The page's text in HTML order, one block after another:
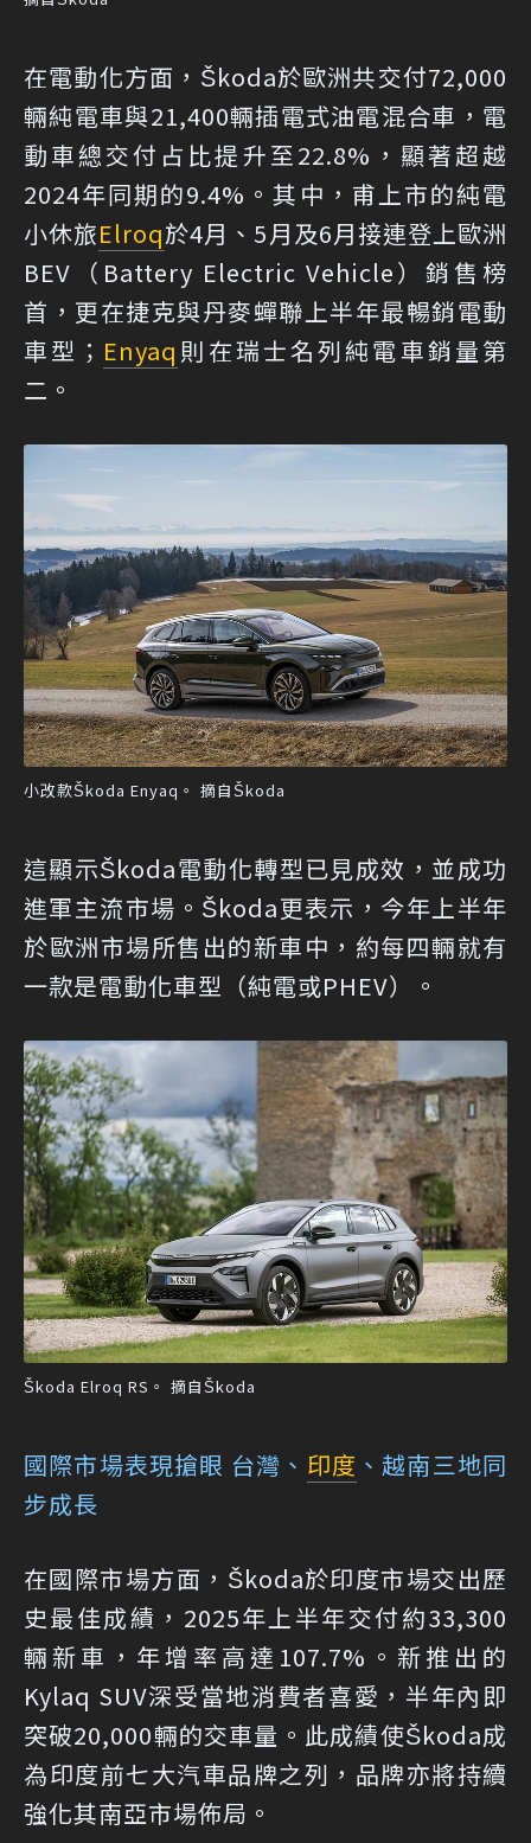
在電動化方面，Škoda於歐洲共交付72,000
輛純電車與21,400輛插電式油電混合車，電
動車總交付占比提升至22.8%，顯著超越
2024年同期的9.4%。其中，甫上市的純電
小休旅Elroq於4月、5月及6月接連登上歐洲
BEV（Battery Electric Vehicle）銷售榜
首，更在捷克與丹麥蟬聯上半年最暢銷電動
車型； Enyaq 則在瑞士名列純電車銷量第
二。
小改款Škoda Enyaq。 摘自Škoda
這顯示Škoda電動化轉型已見成效，並成功
進軍主流市場。Škoda更表示，今年上半年
於歐洲市場所售出的新車中，約每四輛就有
一款是電動化車型（純電或PHEV）。
Škoda Elroq RS。 摘自Škoda
國際市場表現搶眼 台灣、 印度 、越南三地同
步成長
在國際市場方面，Škoda於印度市場交出歷
史最佳成績，2025年上半年交付約33,300
輛新車，年增率高達107.7%。新推出的
Kylaq SUV深受當地消費者喜愛，半年內即
突破20,000輛的交車量。此成績使Škoda成
為印度前七大汽車品牌之列，品牌亦將持續
強化其南亞市場佈局。